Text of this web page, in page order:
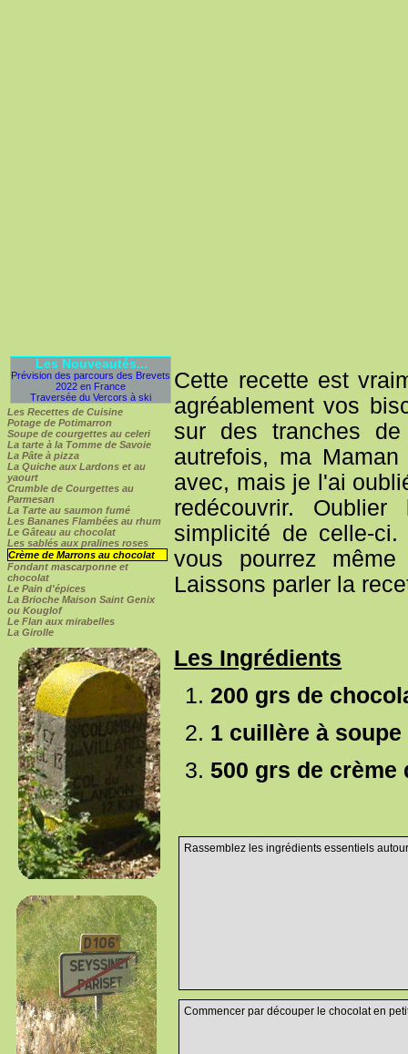
Les Nouveautés...
Prévision des parcours des Brevets
2022 en France
Traversée du Vercors à ski
Les Recettes de Cuisine
Potage de Potimarron
Soupe de courgettes au celeri
La tarte à la Tomme de Savoie
La Pâte à pizza
La Quiche aux Lardons et au
yaourt
Crumble de Courgettes au
Parmesan
La Tarte au saumon fumé
Les Bananes Flambées au rhum
Le Gâteau au chocolat
Les sablés aux pralines roses
Crème de Marrons au chocolat
Fondant mascarponne et
chocolat
Le Pain d'épices
La Brioche Maison Saint Genix
ou Kouglof
Le Flan aux mirabelles
La Girolle
Cette recette est
agréablement vos
sur des tranches
autrefois, ma
avec, mais je l'ai
redécouvrir.
simplicité de celle-
vous pourrez
Laissons parler la
Les Ingrédients
200 grs de
1 cuillère à soupe
500 grs de crème
Rassemblez les ingrédients essentiels
Commencer par découper le chocolat en